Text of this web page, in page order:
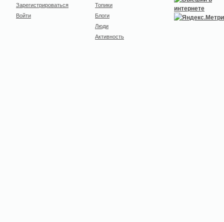
Зарегистрироваться
Войти
Топики
Блоги
Люди
Активность